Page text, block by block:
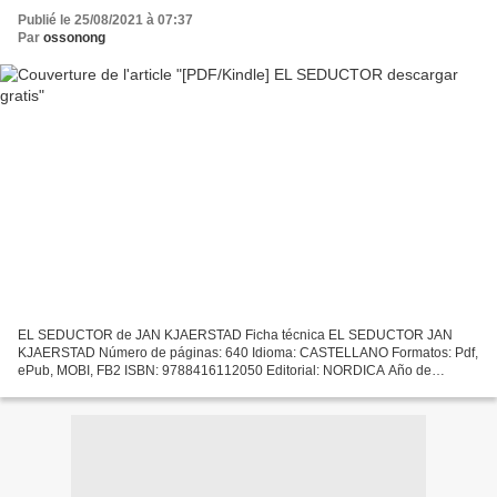
Publié le 25/08/2021 à 07:37
Par ossonong
EL SEDUCTOR de JAN KJAERSTAD Ficha técnica EL SEDUCTOR JAN
KJAERSTAD Número de páginas: 640 Idioma: CASTELLANO Formatos: Pdf,
ePub, MOBI, FB2 ISBN: 9788416112050 Editorial: NORDICA Año de